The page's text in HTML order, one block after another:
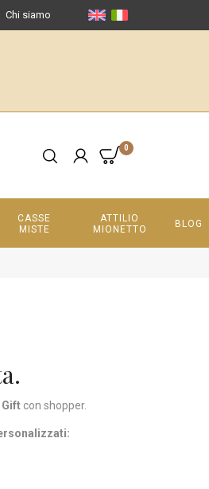
Chi siamo
0
CASSE
MISTE
ATTILIO
MIONETTO
BLOG
con shopper.